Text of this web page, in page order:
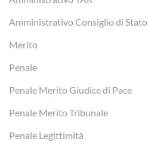
Amministrativo Consiglio di Stato
Merito
Penale
Penale Merito Giudice di Pace
Penale Merito Tribunale
Penale Legittimità